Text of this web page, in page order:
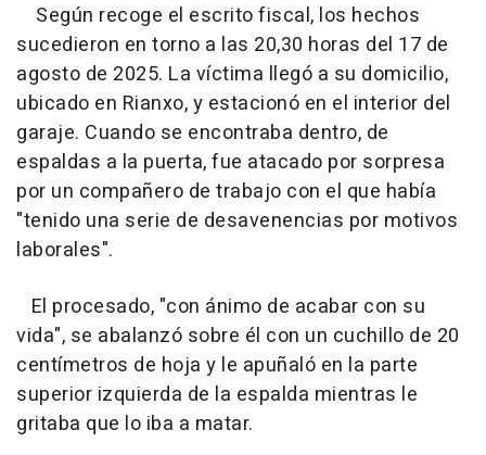
Según recoge el escrito fiscal, los hechos
sucedieron en torno a las 20,30 horas del 17 de
agosto de 2025. La víctima llegó a su domicilio,
ubicado en Rianxo, y estacionó en el interior del
garaje. Cuando se encontraba dentro, de
espaldas a la puerta, fue atacado por sorpresa
por un compañero de trabajo con el que había
"tenido una serie de desavenencias por motivos
laborales".
El procesado, "con ánimo de acabar con su
vida", se abalanzó sobre él con un cuchillo de 20
centímetros de hoja y le apuñaló en la parte
superior izquierda de la espalda mientras le
gritaba que lo iba a matar.